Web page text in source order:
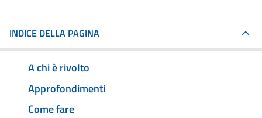
INDICE DELLA PAGINA
A chi è rivolto
Approfondimenti
Come fare